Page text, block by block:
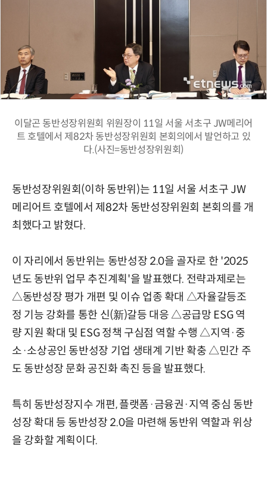
이달곤 동반성장위원회 위원장이 11일 서울 서초구 JW메리어
트 호텔에서 제82차 동반성장위원회 본회의에서 발언하고 있
다.(사진=동반성장위원회)
동반성장위원회(이하 동반위)는 11일 서울 서초구 JW
메리어트 호텔에서 제82차 동반성장위원회 본회의를 개
최했다고 밝혔다.
이 자리에서 동반위는 동반성장 2.0을 골자로 한 '2025
년도 동반위 업무 추진계획'을 발표했다. 전략과제로는
△동반성장 평가 개편 및 이슈 업종 확대 △자율갈등조
정 기능 강화를 통한 신(新)갈등 대응 △공급망 ESG 역
량 지원 확대 및 ESG 정책 구심점 역할 수행 △지역·중
소·소상공인 동반성장 기업 생태계 기반 확충 △민간 주
도 동반성장 문화 공진화 촉진 등을 발표했다.
특히 동반성장지수 개편, 플랫폼·금융권·지역 중심 동반
성장 확대 등 동반성장 2.0을 마련해 동반위 역할과 위상
을 강화할 계획이다.